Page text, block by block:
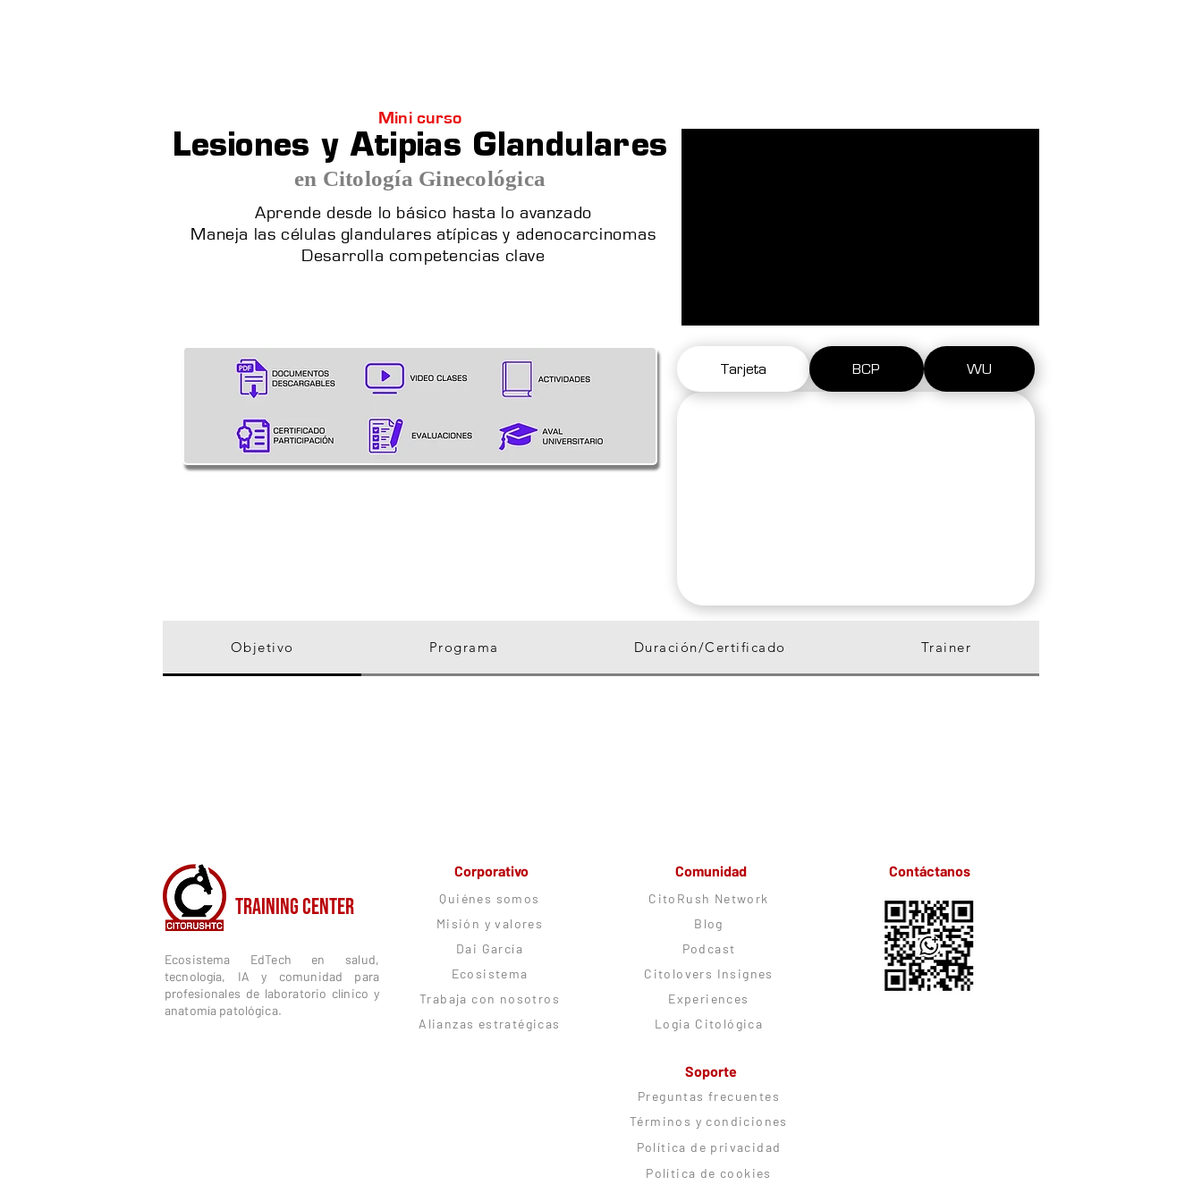
Mini curso
Lesiones y Atipias Glandulares
en Citología Ginecológica
Aprende desde lo básico hasta lo avanzado
Maneja las células glandulares atípicas y adenocarcinomas
Desarrolla competencias clave
Tarjeta BCP WU
Objetivo Programa Duración/Certificado Trainer
TRAINING CENTER
Ecosistema EdTech en salud,
tecnología, IA y comunidad para
profesionales de laboratorio clínico y
anatomía patológica.
Corporativo
Quiénes somos
Misión y valores
Dai García
Ecosistema
Trabaja con nosotros
Alianzas estratégicas
Comunidad
CitoRush Network
Blog
Podcast
Citolovers Insignes
Experiences
Logia Citológica
Contáctanos
Soporte
Preguntas frecuentes
Términos y condiciones
Política de privacidad
Política de cookies